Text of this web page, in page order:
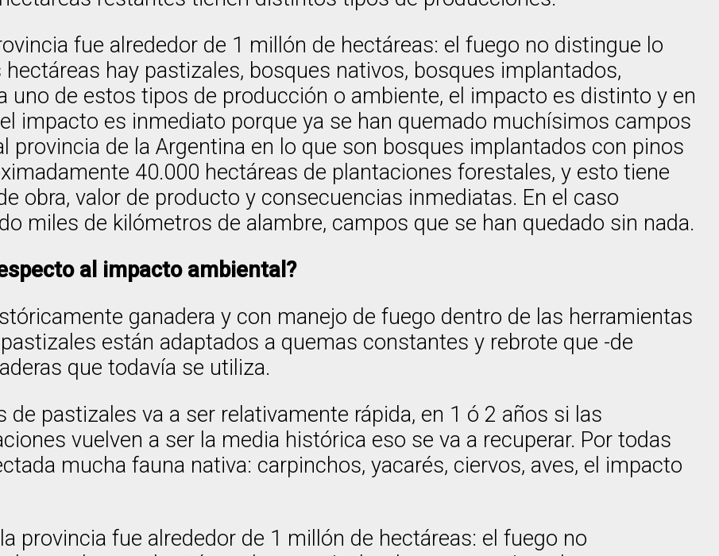
fue alrededor de 1 millón de hectáreas: el fuego no distingue lo
hay pastizales, bosques nativos, bosques implantados,
uno de estos tipos de producción o ambiente, el impacto es distinto y en
impacto es inmediato porque ya se han quemado muchísimos campos
provincia de la Argentina en lo que son bosques implantados con pinos
40.000 hectáreas de plantaciones forestales, y esto tiene
obra, valor de producto y consecuencias inmediatas. En el caso
miles de kilómetros de alambre, campos que se han quedado sin nada.
al impacto ambiental?
ganadera y con manejo de fuego dentro de las herramientas
están adaptados a quemas constantes y rebrote que -de
que todavía se utiliza.
pastizales va a ser relativamente rápida, en 1 ó 2 años si las
vuelven a ser la media histórica eso se va a recuperar. Por todas
mucha fauna nativa: carpinchos, yacarés, ciervos, aves, el impacto
provincia fue alrededor de 1 millón de hectáreas: el fuego no